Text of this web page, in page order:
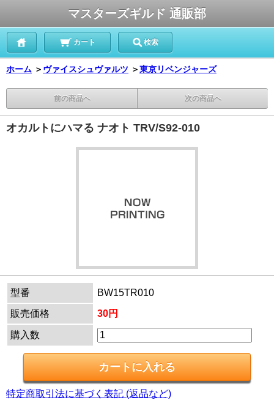
マスターズギルド 通販部
カート 検索
ホーム ＞ ヴァイスシュヴァルツ ＞東京リベンジャーズ
前の商品へ 次の商品へ
オカルトにハマる ナオト TRV/S92-010
型番
BW15TR010
販売価格
30円
購入数
特定商取引法に基づく表記 (返品など)